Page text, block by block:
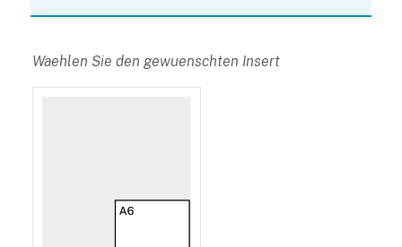
Waehlen Sie den gewuenschten Insert